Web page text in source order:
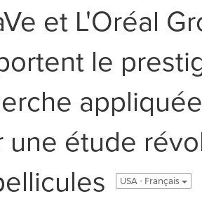
et L'Oréal
le
une étude
USA - Français